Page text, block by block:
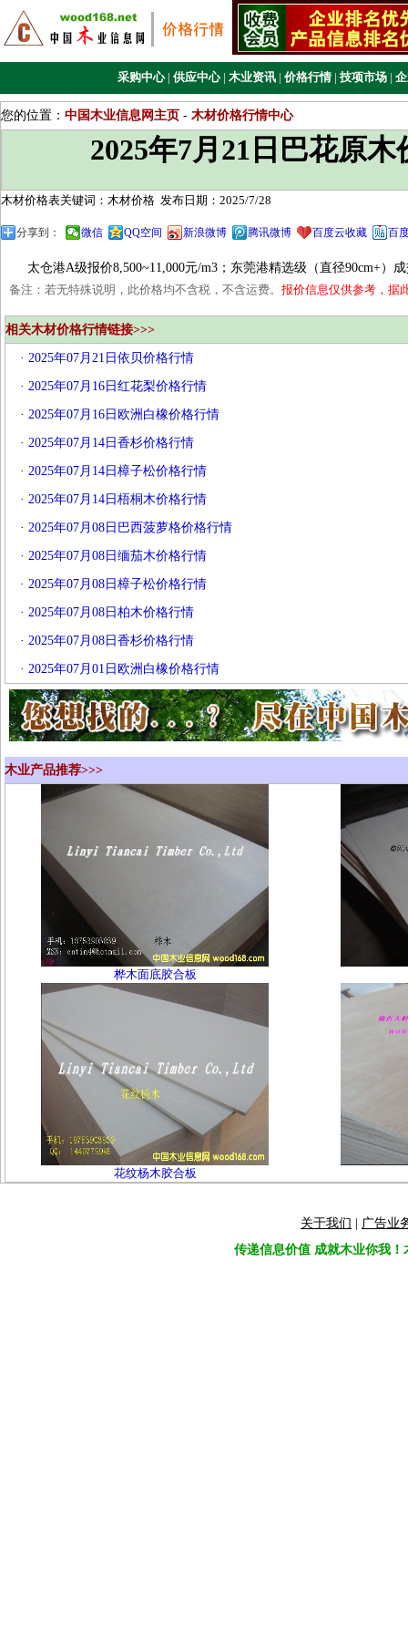
采购中心 | 供应中心 | 木业资讯 | 价格行情 | 技项市场 |
您的位置： 中国木业信息网主页 - 木材价格行情中心
2025年7月21日巴花原木
木材价格表关键词：木材价格 发布日期：2025/7/28
分享到： 微信 QQ空间 新浪微博 腾讯微博 百度云收藏 百
太仓港A级报价8,500~11,000元/m3；东莞港精选级（直径90cm+）成
备注：若无特殊说明，此价格均不含税，不含运费。 报价信息仅供参考，据
相关木材价格行情链接>>>
· 2025年07月21日依贝价格行情
· 2025年07月16日红花梨价格行情
· 2025年07月16日欧洲白橡价格行情
· 2025年07月14日香杉价格行情
· 2025年07月14日樟子松价格行情
· 2025年07月14日梧桐木价格行情
· 2025年07月08日巴西菠萝格价格行情
· 2025年07月08日缅茄木价格行情
· 2025年07月08日樟子松价格行情
· 2025年07月08日柏木价格行情
· 2025年07月08日香杉价格行情
· 2025年07月01日欧洲白橡价格行情
木业产品推荐>>>
桦木面底胶合板
花纹杨木胶合板
关于我们
广告业
传递信息价值 成就木业你我